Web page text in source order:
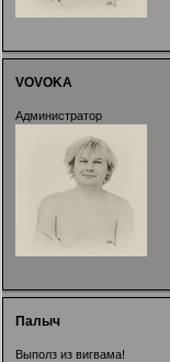
VOVOKA
Администратор
Палыч
Выполз из вигвама!